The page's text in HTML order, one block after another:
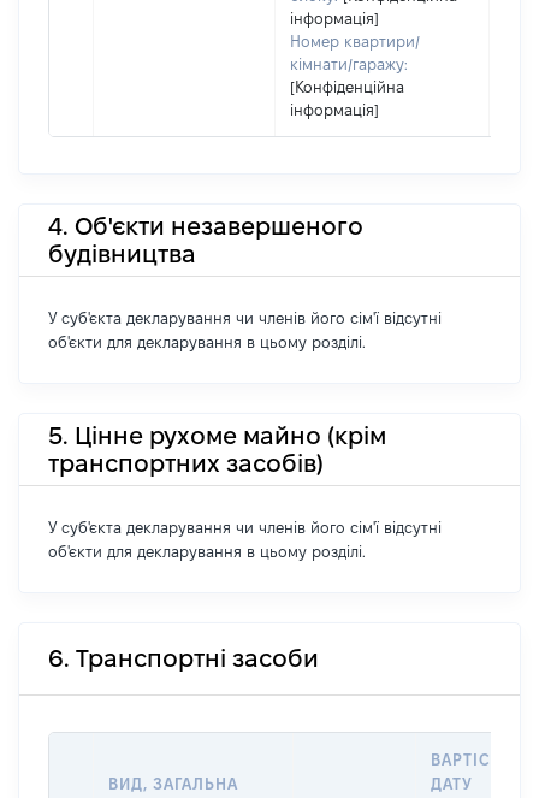
інформація]
Номер квартири/
кімнати/гаражу:
[Конфіденційна
інформація]
4. Об'єкти незавершеного
будівництва
У суб'єкта декларування чи членів його сім'ї відсутні
об'єкти для декларування в цьому розділі.
5. Цінне рухоме майно (крім
транспортних засобів)
У суб'єкта декларування чи членів його сім'ї відсутні
об'єкти для декларування в цьому розділі.
6. Транспортні засоби
ВИД, ЗАГАЛЬНА
ВАРТІСТЬ НА
ДАТУ